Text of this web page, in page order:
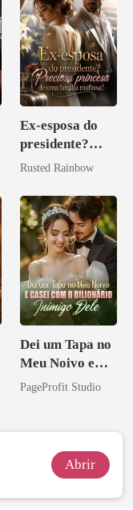
Ex-esposa do
presidente?
Preciosa
família
mafiosa!
Rusted Rainbow
Dei um Tapa no
Meu Noivo e
Casei com o
PageProfit Studio
Abrir